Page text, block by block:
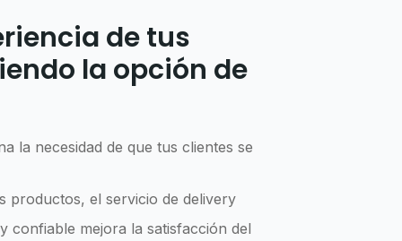
de tus
la opción de
la necesidad de que tus clientes se
productos, el servicio de delivery
confiable mejora la satisfacción del